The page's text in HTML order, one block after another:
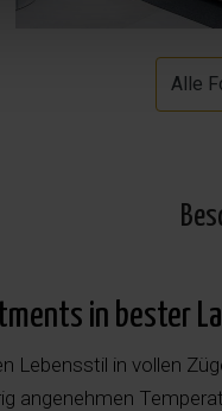
Alle
in bester
Lebensstil in vollen
angenehmen